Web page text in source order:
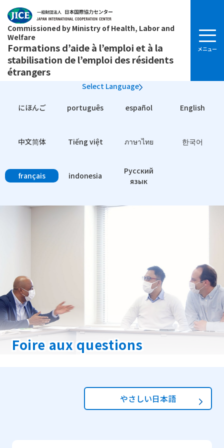
Commissioned by Ministry of Health, Labor and
Welfare
Formations d’aide à l’emploi et à la
stabilisation de l’emploi des résidents
étrangers
Select Language
にほんご português español English
中文简体 Tiếng việt ภาษาไทย 한국어
français indonesia
Pусский
язык
Foire aux questions
やさしい日本語